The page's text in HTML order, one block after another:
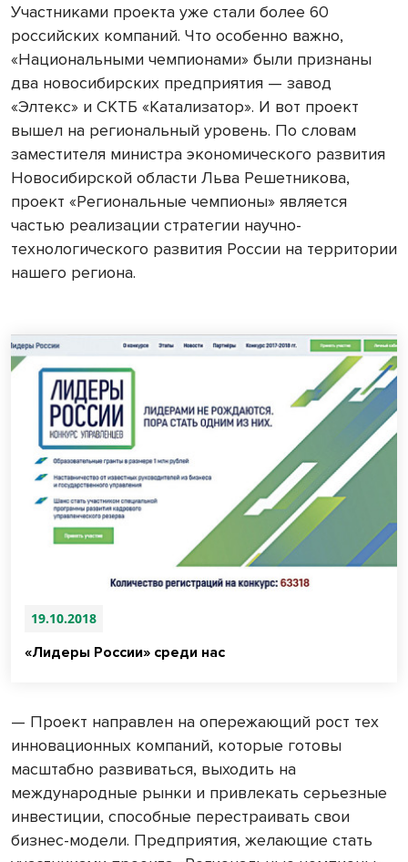
Участниками проекта уже стали более 60
российских компаний. Что особенно важно,
«Национальными чемпионами» были признаны
два новосибирских предприятия — завод
«Элтекс» и СКТБ «Катализатор». И вот проект
вышел на региональный уровень. По словам
заместителя министра экономического развития
Новосибирской области Льва Решетникова,
проект «Региональные чемпионы» является
частью реализации стратегии научно-
технологического развития России на территории
нашего региона.
19.10.2018
«Лидеры России» среди нас
— Проект направлен на опережающий рост тех
инновационных компаний, которые готовы
масштабно развиваться, выходить на
международные рынки и привлекать серьезные
инвестиции, способные перестраивать свои
бизнес-модели. Предприятия, желающие стать